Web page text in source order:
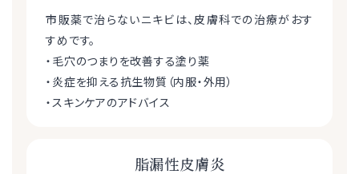
市販薬で治らないニキビは、皮膚科での治療がおす
すめです。
・毛穴のつまりを改善する塗り薬
・炎症を抑える抗生物質（内服・外用）
・スキンケアのアドバイス
脂漏性皮膚炎